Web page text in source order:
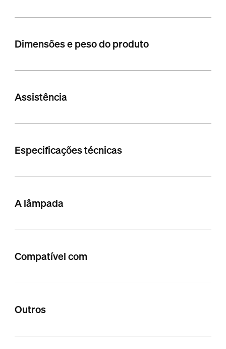
Dimensões e peso do produto
Assistência
Especificações técnicas
A lâmpada
Compatível com
Outros